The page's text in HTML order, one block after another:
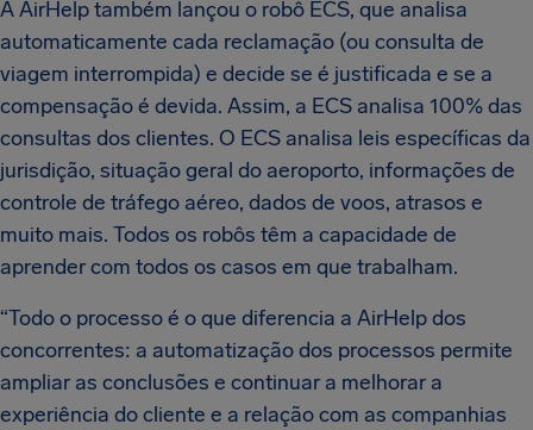
A AirHelp também lançou o robô ECS, que analisa
automaticamente cada reclamação (ou consulta de
viagem interrompida) e decide se é justificada e se a
compensação é devida. Assim, a ECS analisa 100% das
consultas dos clientes. O ECS analisa leis específicas da
jurisdição, situação geral do aeroporto, informações de
controle de tráfego aéreo, dados de voos, atrasos e
muito mais. Todos os robôs têm a capacidade de
aprender com todos os casos em que trabalham.
“Todo o processo é o que diferencia a AirHelp dos
concorrentes: a automatização dos processos permite
ampliar as conclusões e continuar a melhorar a
experiência do cliente e a relação com as companhias